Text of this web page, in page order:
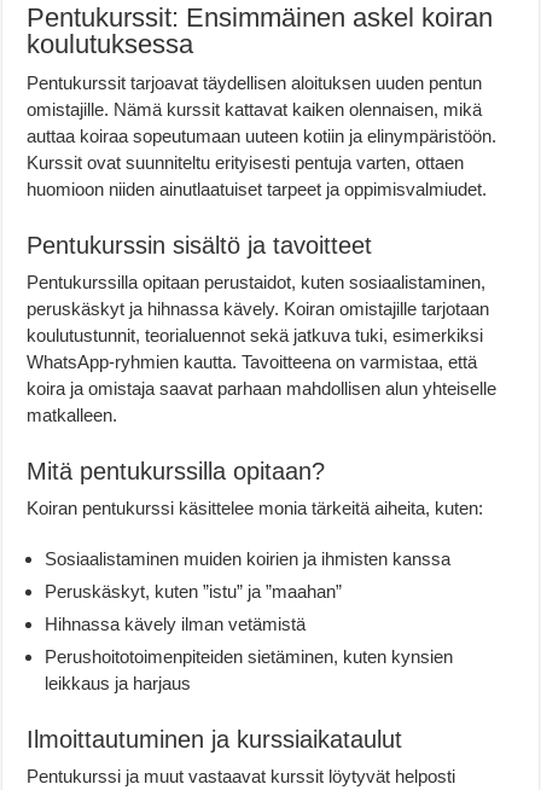
Pentukurssit: Ensimmäinen askel koiran
koulutuksessa
Pentukurssit tarjoavat täydellisen aloituksen uuden pentun
omistajille. Nämä kurssit kattavat kaiken olennaisen, mikä
auttaa koiraa sopeutumaan uuteen kotiin ja elinympäristöön.
Kurssit ovat suunniteltu erityisesti pentuja varten, ottaen
huomioon niiden ainutlaatuiset tarpeet ja oppimisvalmiudet.
Pentukurssin sisältö ja tavoitteet
Pentukurssilla opitaan perustaidot, kuten sosiaalistaminen,
peruskäskyt ja hihnassa kävely. Koiran omistajille tarjotaan
koulutustunnit, teorialuennot sekä jatkuva tuki, esimerkiksi
WhatsApp-ryhmien kautta. Tavoitteena on varmistaa, että
koira ja omistaja saavat parhaan mahdollisen alun yhteiselle
matkalleen.
Mitä pentukurssilla opitaan?
Koiran pentukurssi käsittelee monia tärkeitä aiheita, kuten:
Sosiaalistaminen muiden koirien ja ihmisten kanssa
Peruskäskyt, kuten ”istu” ja ”maahan”
Hihnassa kävely ilman vetämistä
Perushoitotoimenpiteiden sietäminen, kuten kynsien
leikkaus ja harjaus
Ilmoittautuminen ja kurssiaikataulut
Pentukurssi ja muut vastaavat kurssit löytyvät helposti